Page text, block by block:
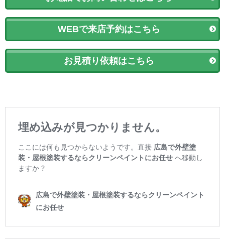
WEBで来店予約はこちら
お見積り依頼はこちら